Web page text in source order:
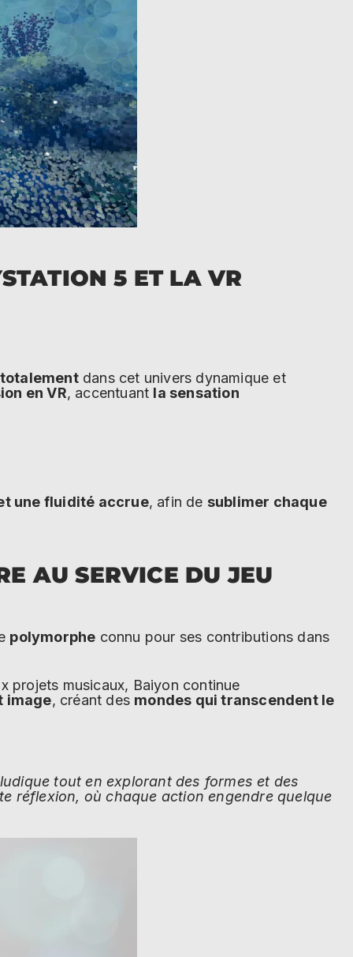
5 ET LA VR
dans cet univers dynamique et
en VR, accentuant la sensation
une fluidité accrue, afin de sublimer chaque
AU SERVICE DU JEU
polymorphe connu pour ses contributions dans
projets musicaux, Baiyon continue
image, créant des mondes qui transcendent le
tout en explorant des formes et des
réflexion, où chaque action engendre quelque